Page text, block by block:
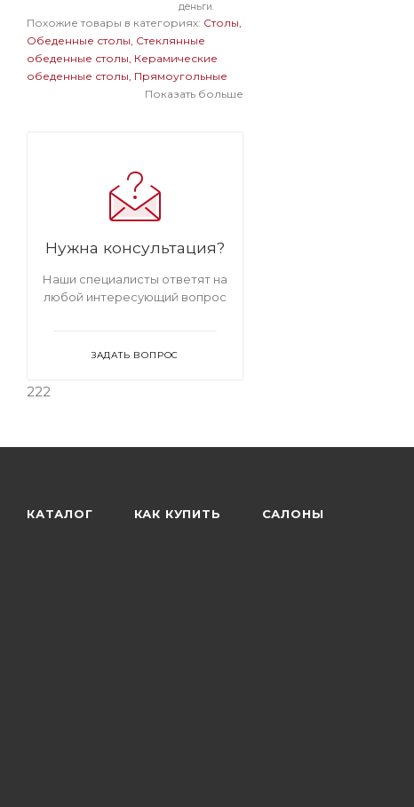
деньги.
Похожие товары в категориях: Столы
Обеденные столы Стеклянные
обеденные столы Керамические
обеденные столы Прямоугольные
Обеденные столы
столы на одной ножке
большие столы Прямоугольные
столы на одной ножке
Столы на одной ножке большие
Показать больше
Нужна консультация?
Наши специалисты ответят на
любой интересующий вопрос
ЗАДАТЬ ВОПРОС
222
КАТАЛОГ КАК КУПИТЬ САЛОНЫ